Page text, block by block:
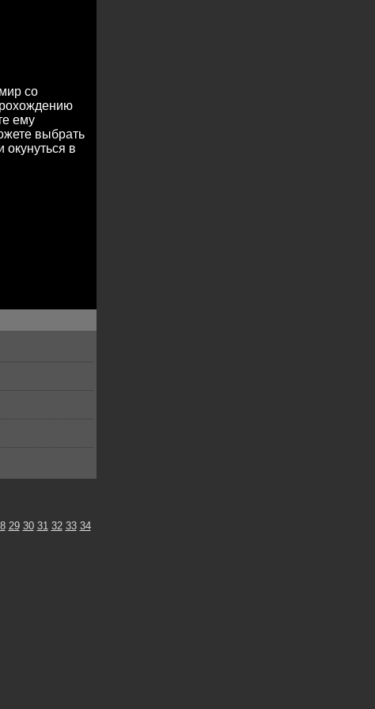
со
ему
выбрать
окунуться в
29 30 31 32 33 34